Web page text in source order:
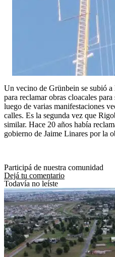
Un vecino de Grünbein se subió
para reclamar obras cloacales
luego de varias manifestaciones
calles. Es la segunda vez que
similar. Hace 20 años había
gobierno de Jaime Linares por la
Participá de nuestra comunidad
Dejá tu comentario
Todavía no leíste